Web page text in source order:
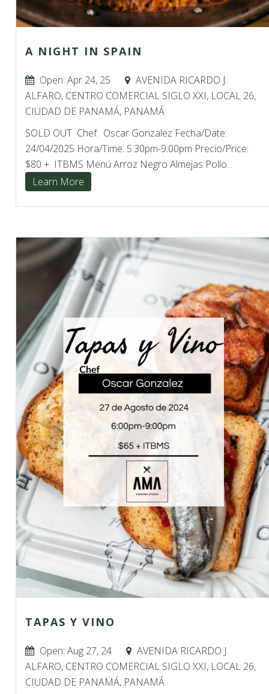
A NIGHT IN SPAIN
Open: Apr 24, 25
AVENIDA RICARDO J
ALFARO, CENTRO COMERCIAL SIGLO XXI, LOCAL 26,
CIUDAD DE PANAMÁ, PANAMÁ
SOLD OUT Chef: Oscar Gonzalez Fecha/Date:
24/04/2025 Hora/Time: 5:30pm-9:00pm Precio/Price:
$80 + ITBMS Menú Arroz Negro Almejas Pollo...
Learn More
TAPAS Y VINO
Open: Aug 27, 24
AVENIDA RICARDO J
ALFARO, CENTRO COMERCIAL SIGLO XXI, LOCAL 26,
CIUDAD DE PANAMÁ, PANAMÁ